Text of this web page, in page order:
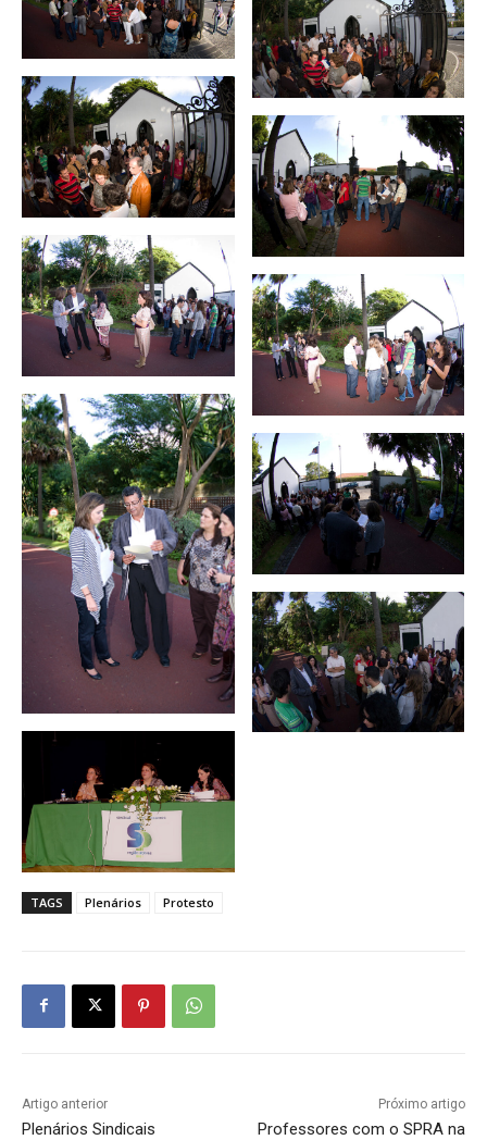
TAGS Plenários Protesto
Artigo anterior
Plenários Sindicais
Próximo artigo
Professores com o SPRA na